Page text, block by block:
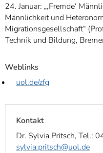
24. Januar: „‚Fremde‘
Männlichkeit und
Migrationsgesellschaft“
Technik und Bildung,
Weblinks
uol.de/zfg
Kontakt
Dr. Sylvia Pritsch, Tel.:
sylvia.pritsch@uol.de